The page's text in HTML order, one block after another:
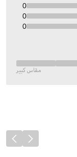
0
0
0
مقاس كبير